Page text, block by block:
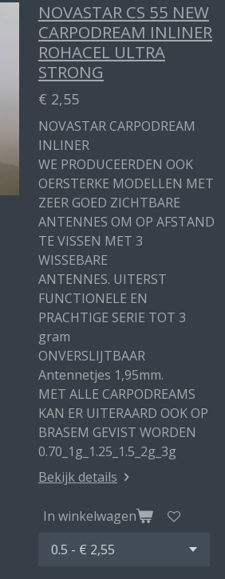
NOVASTAR CS 55 NEW
CARPODREAM INLINER
ROHACEL ULTRA
STRONG
€ 2,55
NOVASTAR CARPODREAM
INLINER
WE PRODUCEERDEN OOK
OERSTERKE MODELLEN MET
ZEER GOED ZICHTBARE
ANTENNES OM OP AFSTAND
TE VISSEN MET 3
WISSEBARE
ANTENNES. UITERST
FUNCTIONELE EN
PRACHTIGE SERIE TOT 3
gram
ONVERSLIJTBAAR
Antennetjes 1,95mm.
MET ALLE CARPODREAMS
KAN ER UITERAARD OOK OP
BRASEM GEVIST WORDEN
0.70_1g_1.25_1.5_2g_3g
Bekijk details
In winkelwagen